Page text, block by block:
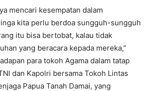
mencari kesempatan dalam
kita perlu berdoa sungguh-sungguh
itu bisa bertobat, kalau tidak
yang beracara kepada mereka,”
para tokoh Agama dalam tatap
dan Kapolri bersama Tokoh Lintas
Papua Tanah Damai, yang